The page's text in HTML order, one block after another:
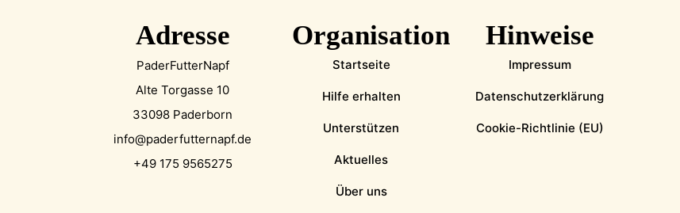
Adresse
PaderFutterNapf
Alte Torgasse 10
33098 Paderborn
info@paderfutternapf.de
+49 175 9565275
Organisation
Startseite
Hilfe erhalten
Unterstützen
Aktuelles
Über uns
Hinweise
Impressum
Datenschutzerklärung
Cookie-Richtlinie (EU)